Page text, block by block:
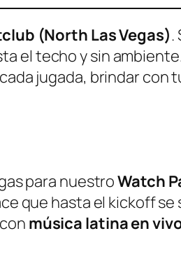
(North Las Vegas).
el techo y sin
jugada, brindar con
para nuestroWatch
que hasta el kickoff
música latina en